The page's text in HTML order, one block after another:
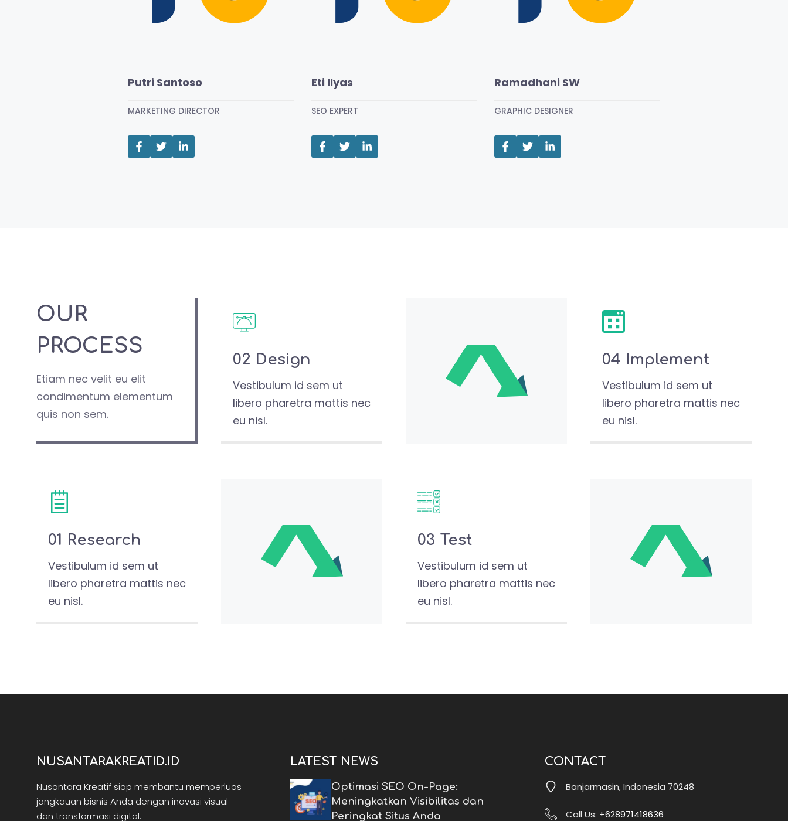
Putri Santoso
MARKETING DIRECTOR
Eti Ilyas
SEO EXPERT
Ramadhani SW
GRAPHIC DESIGNER
OUR
PROCESS
Etiam nec velit eu elit
condimentum elementum
quis non sem.
02 Design
Vestibulum id sem ut
libero pharetra mattis nec
eu nisl.
04 Implement
Vestibulum id sem ut
libero pharetra mattis nec
eu nisl.
01 Research
Vestibulum id sem ut
libero pharetra mattis nec
eu nisl.
03 Test
Vestibulum id sem ut
libero pharetra mattis nec
eu nisl.
NUSANTARAKREATID.ID
Nusantara Kreatif siap membantu memperluas
jangkauan bisnis Anda dengan inovasi visual
dan transformasi digital.
LATEST NEWS
Optimasi SEO On-Page:
Meningkatkan Visibilitas dan
Peringkat Situs Anda
CONTACT
Banjarmasin, Indonesia 70248
Call Us: +628971418636